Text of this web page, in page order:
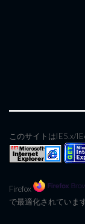
このサイトはIE5.x/
Firefox
で最適化されています